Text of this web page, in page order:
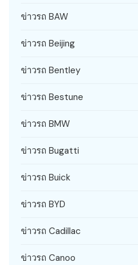
ข่าวรถ BAW
ข่าวรถ Beijing
ข่าวรถ Bentley
ข่าวรถ Bestune
ข่าวรถ BMW
ข่าวรถ Bugatti
ข่าวรถ Buick
ข่าวรถ BYD
ข่าวรถ Cadillac
ข่าวรถ Canoo